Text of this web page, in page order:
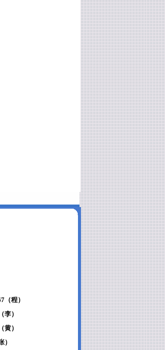
（程）
）
）